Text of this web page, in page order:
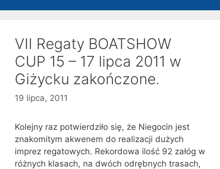
VII Regaty BOATSHOW
CUP 15 – 17 lipca 2011 w
Giżycku zakończone.
19 lipca, 2011
Kolejny raz potwierdziło się, że Niegocin jest
znakomitym akwenem do realizacji dużych
imprez regatowych. Rekordowa ilość 92 załóg w
różnych klasach, na dwóch odrębnych trasach,